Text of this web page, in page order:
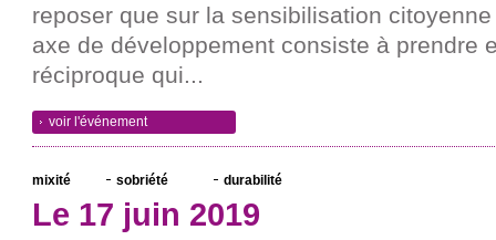
reposer que sur la sensibilisation
axe de développement consiste à prendre
réciproque qui...
voir l'événement
Le 17 juin 2019
mixité sobriété durabilité